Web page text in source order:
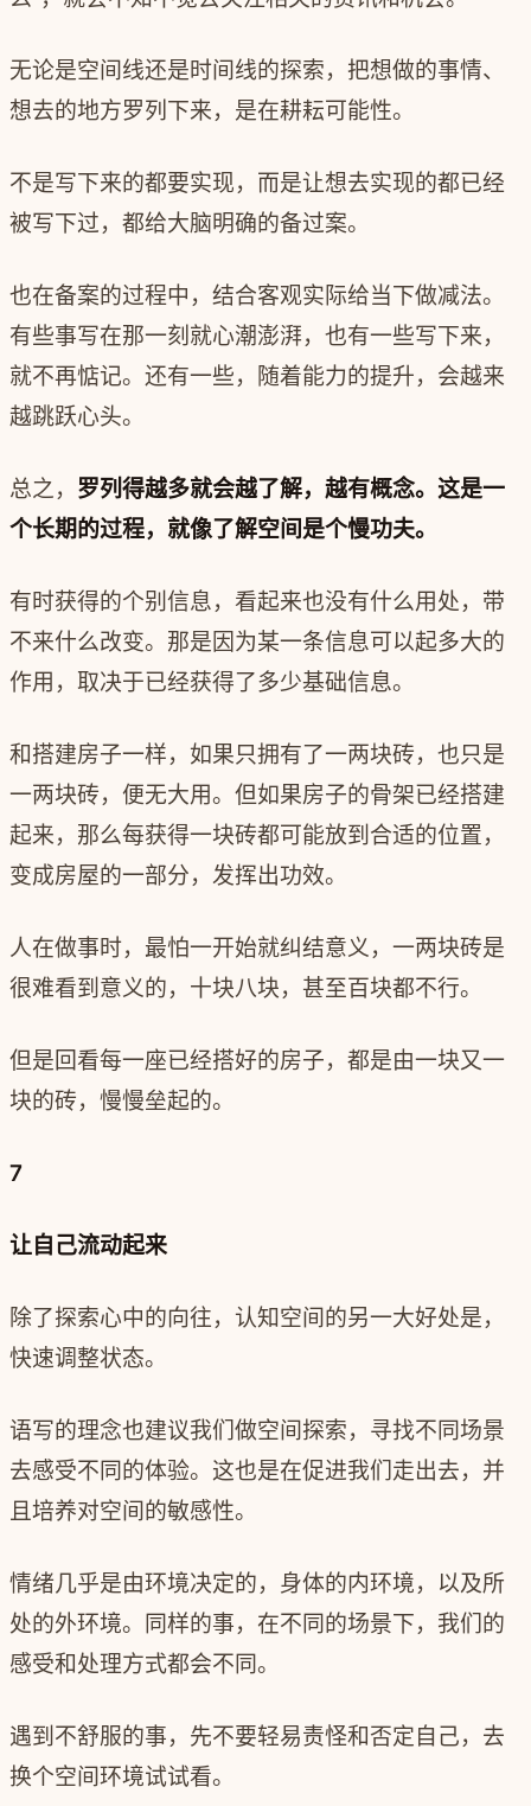
无论是空间线还是时间线的探索，把想做的事情、
想去的地方罗列下来，是在耕耘可能性。
不是写下来的都要实现，而是让想去实现的都已经
被写下过，都给大脑明确的备过案。
也在备案的过程中，结合客观实际给当下做减法。
有些事写在那一刻就心潮澎湃，也有一些写下来，
就不再惦记。还有一些，随着能力的提升，会越来
越跳跃心头。
总之， 罗列得越多就会越了解，越有概念。这是一
个长期的过程，就像了解空间是个慢功夫。
有时获得的个别信息，看起来也没有什么用处，带
不来什么改变。那是因为某一条信息可以起多大的
作用，取决于已经获得了多少基础信息。
和搭建房子一样，如果只拥有了一两块砖，也只是
一两块砖，便无大用。但如果房子的骨架已经搭建
起来，那么每获得一块砖都可能放到合适的位置，
变成房屋的一部分，发挥出功效。
人在做事时，最怕一开始就纠结意义，一两块砖是
很难看到意义的，十块八块，甚至百块都不行。
但是回看每一座已经搭好的房子，都是由一块又一
块的砖，慢慢垒起的。
7
让自己流动起来
除了探索心中的向往，认知空间的另一大好处是，
快速调整状态。
语写的理念也建议我们做空间探索，寻找不同场景
去感受不同的体验。这也是在促进我们走出去，并
且培养对空间的敏感性。
情绪几乎是由环境决定的，身体的内环境，以及所
处的外环境。同样的事，在不同的场景下，我们的
感受和处理方式都会不同。
遇到不舒服的事，先不要轻易责怪和否定自己，去
换个空间环境试试看。